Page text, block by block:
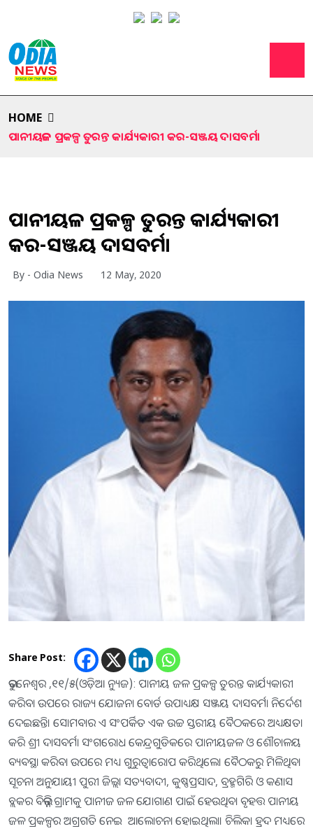
HOME
ପାନୀୟଜଳ ପ୍ରକଳ୍ପ ତୁରନ୍ତ କାର୍ଯ୍ୟକାରୀ କର-ସଞ୍ଜୟ ଦାସବର୍ମା
ପାନୀୟଜଳ ପ୍ରକଳ୍ପ ତୁରନ୍ତ କାର୍ଯ୍ୟକାରୀ
କର-ସଞ୍ଜୟ ଦାସବର୍ମା
By - Odia News 12 May, 2020
Share Post:
ଭୁବନେଶ୍ବର ,୧୧/୫(ଓଡ଼ିଆ ନ୍ୟୁଜ): ପାନୀୟ ଜଳ ପ୍ରକଳ୍ପ ତୁରନ୍ତ କାର୍ଯ୍ୟକାରୀ
କରିବା ଉପରେ ରାଜ୍ୟ ଯୋଜନା ବୋର୍ଡ ଉପାଧ୍ୟକ୍ଷ ସଞ୍ଜୟ ଦାସବର୍ମା ନିର୍ଦେଶ
ଦେଇଛନ୍ତି। ସୋମବାର ଏ ସଂପର୍କିତ ଏକ ଉଚ୍ଚ ସ୍ତରୀୟ ବୈଠକରେ ଅଧ୍ୟକ୍ଷତା
କରି ଶ୍ରୀ ଦାସବର୍ମା ସଂଗରୋଧ କେନ୍ଦ୍ରଗୁଡିକରେ ପାନୀୟଜଳ ଓ ଶୌଚାଳୟ
ବ୍ୟବସ୍ଥା କରିବା ଉପରେ ମଧ୍ୟ ଗୁରୁତ୍ବାରୋପ କରିଥିଲେ। ବୈଠକରୁ ମିଳିଥିବା
ସୂଚନା ଅନୁଯାୟୀ ପୁରୀ ଜିଲ୍ଲା ସତ୍ୟବାଦୀ, କୁଷ୍ଣପ୍ରସାଦ, ବ୍ରହ୍ମଗିରି ଓ କଣାସ
ବ୍ଲକର ବିଭିନ୍ନ ଗ୍ରାମକୁ ପାନୀଜ ଜଳ ଯୋଗାଣ ପାଇଁ ହେଉଥିବା ବୃହତ୍ତ ପାନୀୟ
ଜଳ ପ୍ରକଳ୍ପର ଅଗ୍ରଗତି ନେଇ ଆଲୋଚନା ହୋଇଥିଲା। ଚିଲିକା ହ୍ରଦ ମଧ୍ୟରେ